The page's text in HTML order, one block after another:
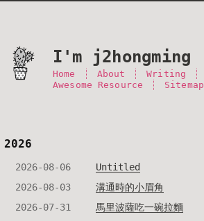
I'm j2hongming
Home About Writing
Awesome Resource
Sitemap
2026
2026-08-06
Untitled
2026-08-03
溝通時的小眉角
2026-07-31
馬里波薩吃一碗拉麵